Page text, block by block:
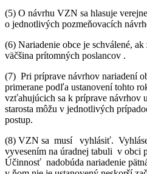
(5) O návrhu VZN sa hlasuje
o jednotlivých pozmeňovacích
(6) Nariadenie obce je schválené,
väčšina prítomných poslancov .
(7) Pri príprave návrhov nariadení
primerane podľa ustanovení tohto
vzťahujúcich sa k príprave návrhov
starosta môžu v jednotlivých
postup.
(8) VZN sa musí vyhlásiť.
vyvesením na úradnej tabuli v obci
Účinnosť nadobúda nariadenie